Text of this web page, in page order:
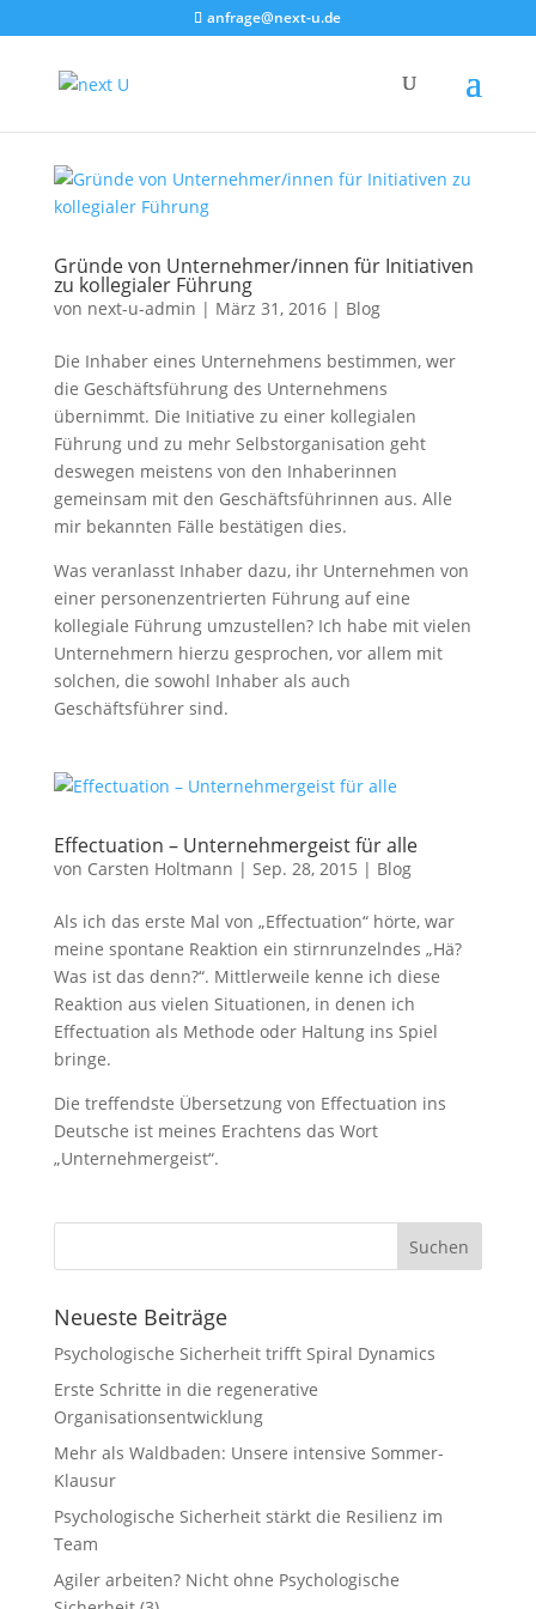
anfrage@next-u.de
Gründe von Unternehmer/innen für Initiativen
zu kollegialer Führung
von next-u-admin | März 31, 2016| Blog
Die Inhaber eines Unternehmens bestimmen, wer
die Geschäftsführung des Unternehmens
übernimmt. Die Initiative zu einer kollegialen
Führung und zu mehr Selbstorganisation geht
deswegen meistens von den Inhaberinnen
gemeinsam mit den Geschäftsführinnen aus. Alle
mir bekannten Fälle bestätigen dies.
Was veranlasst Inhaber dazu, ihr Unternehmen von
einer personenzentrierten Führung auf eine
kollegiale Führung umzustellen? Ich habe mit vielen
Unternehmern hierzu gesprochen, vor allem mit
solchen, die sowohl Inhaber als auch
Geschäftsführer sind.
Effectuation – Unternehmergeist für alle
von Carsten Holtmann | Sep. 28, 2015 | Blog
Als ich das erste Mal von „Effectuation“ hörte, war
meine spontane Reaktion ein stirnrunzelndes „Hä?
Was ist das denn?“. Mittlerweile kenne ich diese
Reaktion aus vielen Situationen, in denen ich
Effectuation als Methode oder Haltung ins Spiel
bringe.
Die treffendste Übersetzung von Effectuation ins
Deutsche ist meines Erachtens das Wort
„Unternehmergeist“.
Neueste Beiträge
Psychologische Sicherheit trifft Spiral Dynamics
Erste Schritte in die regenerative
Organisationsentwicklung
Mehr als Waldbaden: Unsere intensive Sommer-
Klausur
Psychologische Sicherheit stärkt die Resilienz im
Team
Agiler arbeiten? Nicht ohne Psychologische